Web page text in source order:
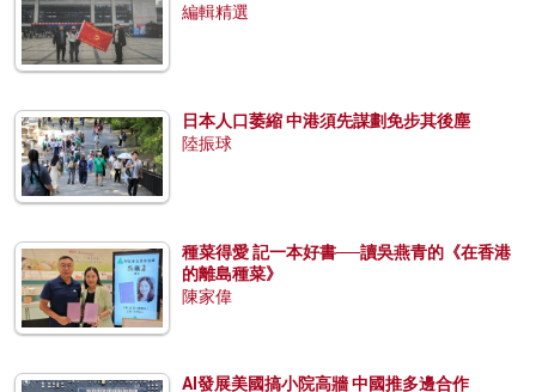
編輯精選
日本人口萎縮 中港須先謀劃免步其後塵
陸振球
種菜得愛 記一本好書──讀吳燕青的《在香港
的離島種菜》
陳家偉
AI發展美國搞小院高牆 中國推多邊合作